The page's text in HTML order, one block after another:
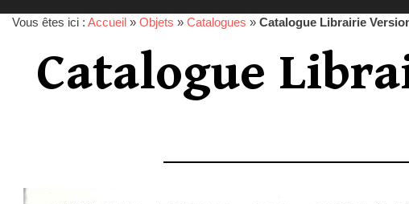
Vous êtes ici : Accueil » Objets » Catalogues » Catalogue Librairie
Catalogue